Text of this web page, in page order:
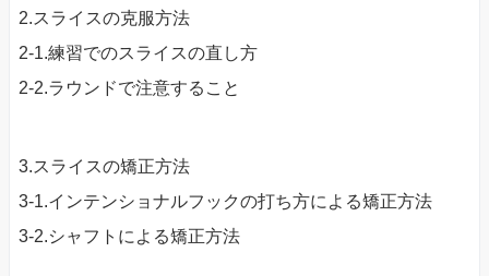
2.スライスの克服方法
2-1.練習でのスライスの直し方
2-2.ラウンドで注意すること
3.スライスの矯正方法
3-1.インテンショナルフックの打ち方による矯正方法
3-2.シャフトによる矯正方法